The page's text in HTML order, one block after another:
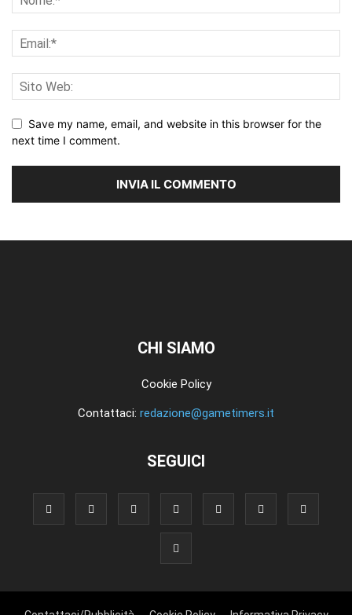
Save my name, email, and website in this browser for the
next time I comment.
CHI SIAMO
Cookie Policy
Contattaci: redazione@gametimers.it
SEGUICI